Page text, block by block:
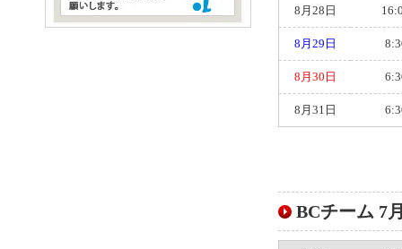
8月28日
8月29日
8月30日
8月31日
BCチーム 7